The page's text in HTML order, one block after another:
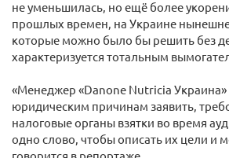
не уменьшилась, но ещё более
прошлых времен, на Украине
которые можно было бы решить без
характеризуется тотальным
«Менеджер «Danone Nutricia
юридическим причинам заявить,
налоговые органы взятки во время
одно слово, чтобы описать их цели и